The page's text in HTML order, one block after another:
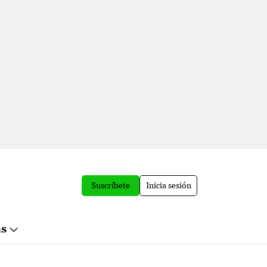
Suscríbete Inicia sesión